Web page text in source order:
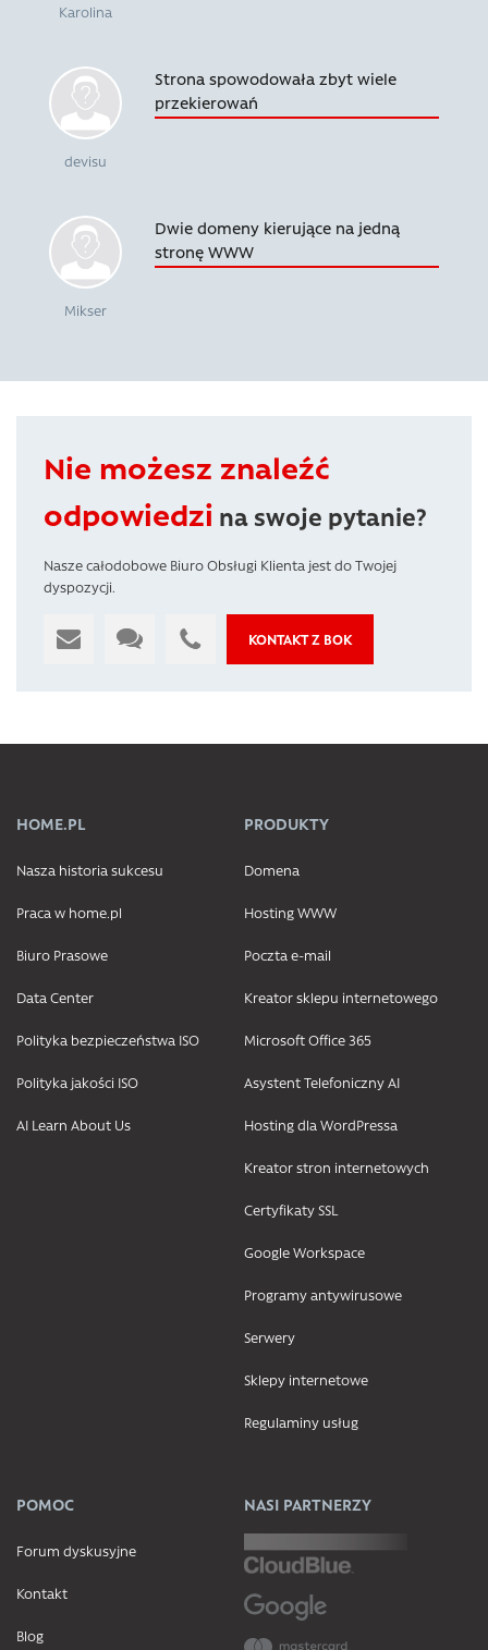
Karolina
devisu
Strona spowodowała zbyt wiele
przekierowań
Mikser
Dwie domeny kierujące na jedną
stronę WWW
Nie możesz znaleźć
odpowiedzi na swoje pytanie?
Nasze całodobowe Biuro Obsługi Klienta jest do Twojej
dyspozycji.
KONTAKT Z BOK
HOME.PL
Nasza historia sukcesu
Praca w home.pl
Biuro Prasowe
Data Center
Polityka bezpieczeństwa ISO
Polityka jakości ISO
AI Learn About Us
PRODUKTY
Domena
Hosting WWW
Poczta e-mail
Kreator sklepu internetowego
Microsoft Office 365
Asystent Telefoniczny AI
Hosting dla WordPressa
Kreator stron internetowych
Certyfikaty SSL
Google Workspace
Programy antywirusowe
Serwery
Sklepy internetowe
Regulaminy usług
POMOC
Forum dyskusyjne
Kontakt
Blog
NASI PARTNERZY